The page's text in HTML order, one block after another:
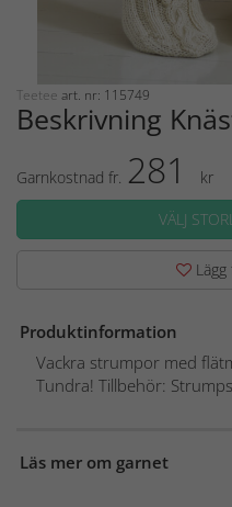
Teetee art. nr: 115749
Beskrivning
Garnkostnad fr. 281
kr
VÄLJ
Produktinformation
Vackra strumpor med
Tundra! Tillbehör:
Läs mer om garnet